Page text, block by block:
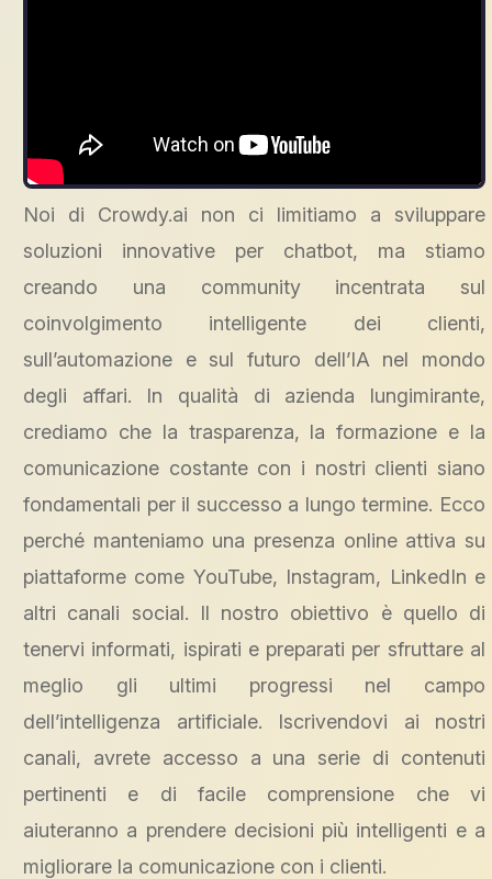
Noi di Crowdy.ai non ci limitiamo a sviluppare
soluzioni innovative per chatbot, ma stiamo
creando una community incentrata sul
coinvolgimento intelligente dei clienti,
sull’automazione e sul futuro dell’IA nel mondo
degli affari. In qualità di azienda lungimirante,
crediamo che la trasparenza, la formazione e la
comunicazione costante con i nostri clienti siano
fondamentali per il successo a lungo termine. Ecco
perché manteniamo una presenza online attiva su
piattaforme come YouTube, Instagram, LinkedIn e
altri canali social. Il nostro obiettivo è quello di
tenervi informati, ispirati e preparati per sfruttare al
meglio gli ultimi progressi nel campo
dell’intelligenza artificiale. Iscrivendovi ai nostri
canali, avrete accesso a una serie di contenuti
pertinenti e di facile comprensione che vi
aiuteranno a prendere decisioni più intelligenti e a
migliorare la comunicazione con i clienti.